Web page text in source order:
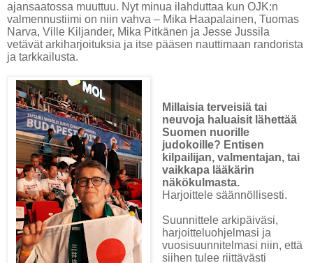
ajansaatossa muuttuu. Nyt minua ilahduttaa kun OJK:n
valmennustiimi on niin vahva – Mika Haapalainen, Tuomas
Narva, Ville Kiljander, Mika Pitkänen ja Jesse Jussila
vetävät arkiharjoituksia ja itse pääsen nauttimaan randorista
ja tarkkailusta.
Millaisia terveisiä tai
neuvoja haluaisit lähettää
Suomen nuorille
judokoille? Entisen
kilpailijan, valmentajan, tai
vaikkapa lääkärin
näkökulmasta.
Harjoittele säännöllisesti.
Suunnittele arkipäiväsi,
harjoitteluohjelmasi ja
vuosisuunnitelmasi niin, että
siihen tulee riittävästi